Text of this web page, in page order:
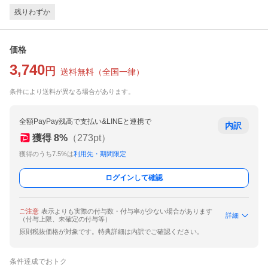
残りわずか
価格
3,740 円 送料無料 （全国一律）
条件により送料が異なる場合があります。
全額PayPay残高で支払い&LINEと連携で
獲得 8% （273pt）
獲得のうち7.5%は利用先・期間限定
内訳
ログインして確認
ご注意 表示よりも実際の付与数・付与率が少ない場合があります
（付与上限、未確定の付与等）
詳細
原則税抜価格が対象です。特典詳細は内訳でご確認ください。
条件達成でおトク